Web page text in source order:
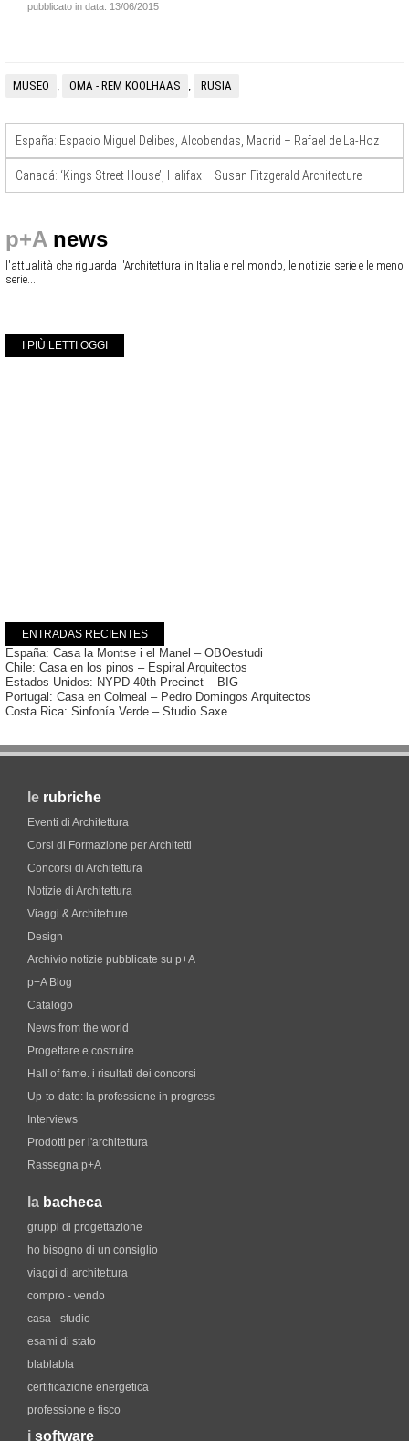
pubblicato in data: 13/06/2015
MUSEO , OMA - REM KOOLHAAS , RUSIA
España: Espacio Miguel Delibes, Alcobendas, Madrid – Rafael de La-Hoz
Canadá: ‘Kings Street House’, Halifax – Susan Fitzgerald Architecture
p+A news
l'attualità che riguarda l'Architettura in Italia e nel mondo, le notizie serie e le meno
serie...
I PIÙ LETTI OGGI
ENTRADAS RECIENTES
España: Casa la Montse i el Manel – OBOestudi
Chile: Casa en los pinos – Espiral Arquitectos
Estados Unidos: NYPD 40th Precinct – BIG
Portugal: Casa en Colmeal – Pedro Domingos Arquitectos
Costa Rica: Sinfonía Verde – Studio Saxe
le rubriche
Eventi di Architettura
Corsi di Formazione per Architetti
Concorsi di Architettura
Notizie di Architettura
Viaggi & Architetture
Design
Archivio notizie pubblicate su p+A
p+A Blog
Catalogo
News from the world
Progettare e costruire
Hall of fame. i risultati dei concorsi
Up-to-date: la professione in progress
Interviews
Prodotti per l'architettura
Rassegna p+A
la bacheca
gruppi di progettazione
ho bisogno di un consiglio
viaggi di architettura
compro - vendo
casa - studio
esami di stato
blablabla
certificazione energetica
professione e fisco
i software